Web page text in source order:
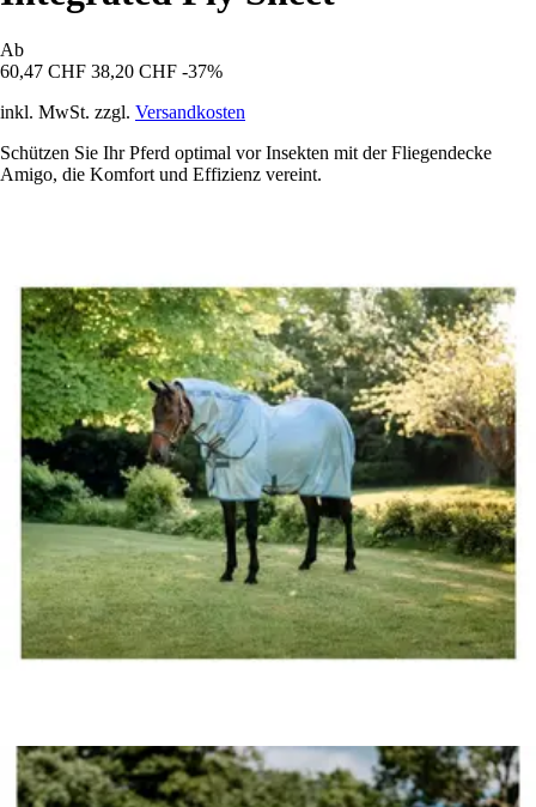
Ab
60,47 CHF 38,20 CHF -37%
inkl. MwSt. zzgl. Versandkosten
Schützen Sie Ihr Pferd optimal vor Insekten mit der Fliegendecke
Amigo, die Komfort und Effizienz vereint.